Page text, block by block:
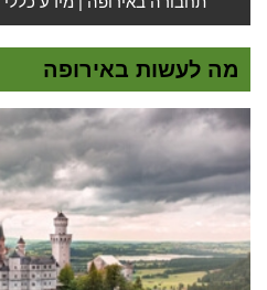
מה לעשות באירופה